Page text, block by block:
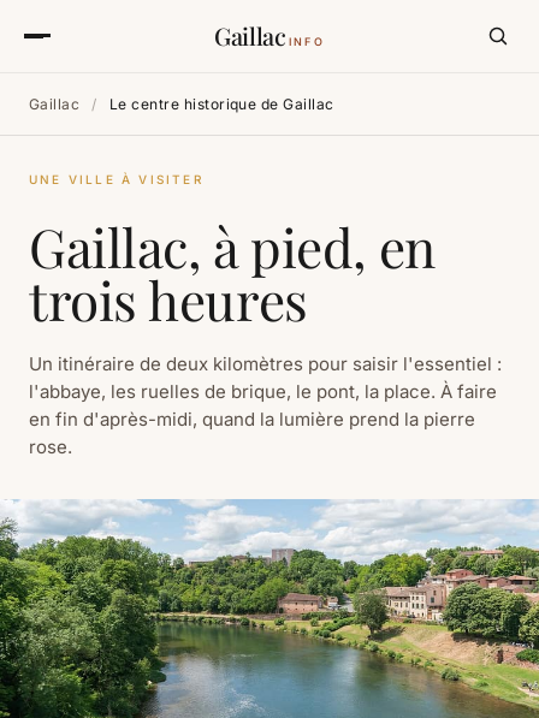
Gaillac INFO
Gaillac / Le centre historique de Gaillac
UNE VILLE À VISITER
Gaillac, à pied, en
trois heures
Un itinéraire de deux kilomètres pour saisir l'essentiel :
l'abbaye, les ruelles de brique, le pont, la place. À faire
en fin d'après-midi, quand la lumière prend la pierre
rose.